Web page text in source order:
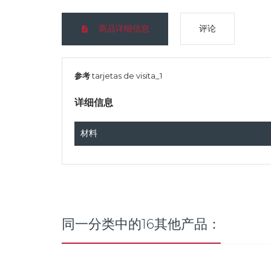
商品详细信息 评论
参考tarjetas de visita_1
详细信息
材料
同一分类中的16其他产品：